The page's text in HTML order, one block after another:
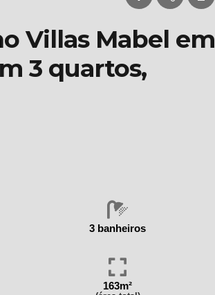
Villas Mabel em
3 quartos,
3 banheiros
163m²